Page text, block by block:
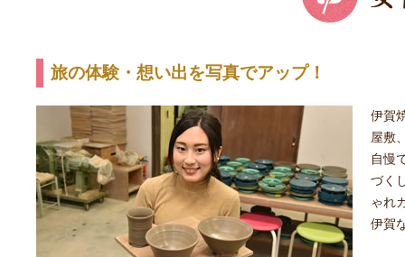
旅の体験・想い出を写真でアップ！
伊賀
屋敷
自慢
づく
ゃれ
伊賀